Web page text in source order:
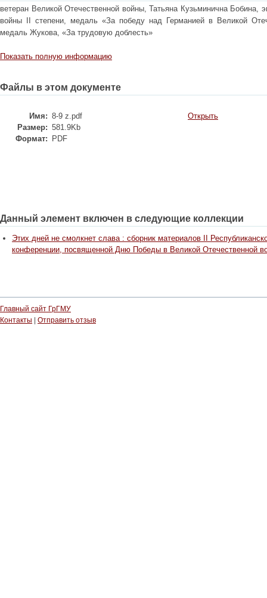
ветеран Великой Отечественной войны, Татьяна Кузьминична Бобина,
войны II степени, медаль «За победу над Германией в Великой
медаль Жукова, «За трудовую доблесть»
Показать полную информацию
Файлы в этом документе
Имя: 8-9 z.pdf
Размер: 581.9Kb
Формат:
PDF
Открыть
Данный элемент включен в следующие коллекции
Этих дней не смолкнет слава : сборник материалов II
конференции, посвященной Дню Победы в Великой Отечественной
Главный сайт ГрГМУ
Контакты
Отправить отзыв